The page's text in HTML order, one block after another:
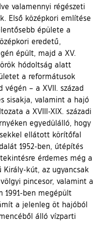
valamennyi régészeti
Első középkori említése
épülete a
eredetű,
épült, majd a XV.
hódoltság alatt
a reformátusok
– a XVII. század
sisakja, valamint a hajó
a XVIII-XIX. századi
egyedülálló, hogy
ellátott körítőfal
1952-ben, útépítés
érdemes még a
Király-kút, az ugyancsak
pincesor, valamint a
1991-ben megépült
a jelenleg öt hajóból
álló vízparti